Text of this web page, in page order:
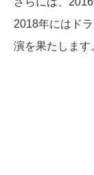
2018年にはド
演を果たします